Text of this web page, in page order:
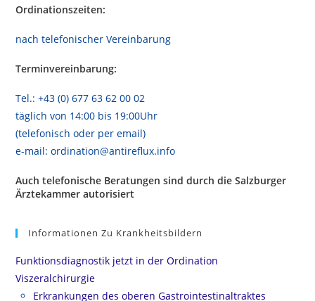
Ordinationszeiten:
nach telefonischer Vereinbarung
Terminvereinbarung:
Tel.: +43 (0) 677 63 62 00 02
täglich von 14:00 bis 19:00Uhr
(telefonisch oder per email)
e-mail: ordination@antireflux.info
Auch telefonische Beratungen sind durch die Salzburger
Ärztekammer autorisiert
Informationen Zu Krankheitsbildern
Funktionsdiagnostik jetzt in der Ordination
Viszeralchirurgie
Erkrankungen des oberen Gastrointestinaltraktes